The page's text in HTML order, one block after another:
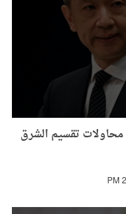
تقسيم الشرق